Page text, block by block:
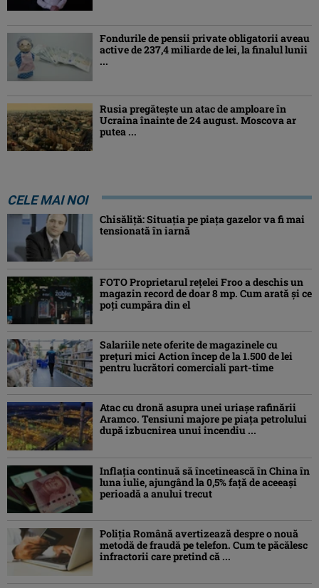
Fondurile de pensii private obligatorii aveau
active de 237,4 miliarde de lei, la finalul lunii
...
Rusia pregătește un atac de amploare în
Ucraina înainte de 24 august. Moscova ar
putea ...
CELE MAI NOI
Chisăliţă: Situaţia pe piaţa gazelor va fi mai
tensionată în iarnă
FOTO Proprietarul rețelei Froo a deschis un
magazin record de doar 8 mp. Cum arată și ce
poți cumpăra din el
Salariile nete oferite de magazinele cu
prețuri mici Action încep de la 1.500 de lei
pentru lucrători comerciali part-time
Atac cu dronă asupra unei uriașe rafinării
Aramco. Tensiuni majore pe piața petrolului
după izbucnirea unui incendiu ...
Inflaţia continuă să încetinească în China în
luna iulie, ajungând la 0,5% faţă de aceeaşi
perioadă a anului trecut
Poliția Română avertizează despre o nouă
metodă de fraudă pe telefon. Cum te păcălesc
infractorii care pretind că ...